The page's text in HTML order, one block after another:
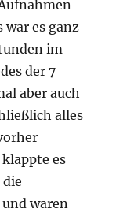
war es ganz
im
der 7
aber auch
alles
es
waren